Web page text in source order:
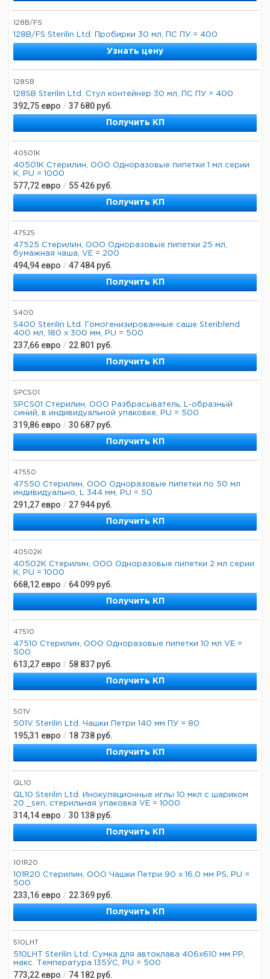
128B/FS
128B/FS Sterilin Ltd. Пробирки 30 мл, ПС ПУ = 400
Узнать цену
128SB
128SB Sterilin Ltd. Стул контейнер 30 мл, ПС ПУ = 400
392,75 евро / 37 680 руб.
Получить КП
40501K
40501К Стерилин, ООО Одноразовые пипетки 1 мл серии
K, PU = 1000
577,72 евро / 55 426 руб.
Получить КП
47525
47525 Стерилин, ООО Одноразовые пипетки 25 мл,
бумажная чаша, VE = 200
494,94 евро / 47 484 руб.
Получить КП
S400
S400 Sterilin Ltd. Гомогенизированные саше Steriblend
400 мл, 180 х 300 мм, PU = 500
237,66 евро / 22 801 руб.
Получить КП
SPCS01
SPCS01 Стерилин, ООО Разбрасыватель, L-образный
синий, в индивидуальной упаковке, PU = 500
319,86 евро / 30 687 руб.
Получить КП
47550
47550 Стерилин, ООО Одноразовые пипетки по 50 мл
индивидуально, L 344 мм, PU = 50
291,27 евро / 27 944 руб.
Получить КП
40502K
40502К Стерилин, ООО Одноразовые пипетки 2 мл серии
K, PU = 1000
668,12 евро / 64 099 руб.
Получить КП
47510
47510 Стерилин, ООО Одноразовые пипетки 10 мл VE =
500
613,27 евро / 58 837 руб.
Получить КП
501V
501V Sterilin Ltd. Чашки Петри 140 мм ПУ = 80
195,31 евро / 18 738 руб.
Получить КП
QL10
QL10 Sterilin Ltd. Инокуляционные иглы 10 мкл с шариком
20 _sen, стерильная упаковка VE = 1000
314,14 евро / 30 138 руб.
Получить КП
101R20
101R20 Стерилин, ООО Чашки Петри 90 х 16,0 мм PS, PU =
500
233,16 евро / 22 369 руб.
Получить КП
510LHT
510LHT Sterilin Ltd. Сумка для автоклава 406x610 мм PP,
макс. Температура 135ЎC, PU = 500
773,22 евро / 74 182 руб.